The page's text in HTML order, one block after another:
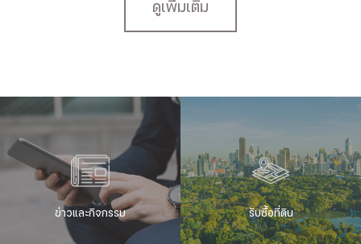
ดูเพิ่มเติม
ข่าวและกิจกรรม รับซื้อที่ดิน